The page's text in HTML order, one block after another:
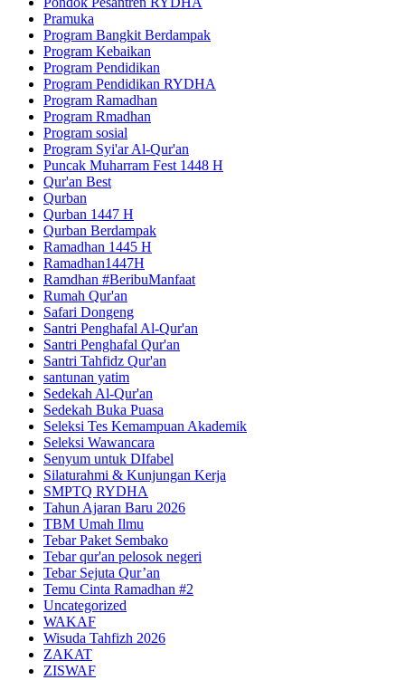
Pramuka
Program Bangkit Berdampak
Program Kebaikan
Program Pendidikan
Program Pendidikan RYDHA
Program Ramadhan
Program Rmadhan
Program sosial
Program Syi'ar Al-Qur'an
Puncak Muharram Fest 1448 H
Qur'an Best
Qurban
Qurban 1447 H
Qurban Berdampak
Ramadhan 1445 H
Ramadhan1447H
Ramdhan #BeribuManfaat
Rumah Qur'an
Safari Dongeng
Santri Penghafal Al-Qur'an
Santri Penghafal Qur'an
Santri Tahfidz Qur'an
santunan yatim
Sedekah Al-Qur'an
Sedekah Buka Puasa
Seleksi Tes Kemampuan Akademik
Seleksi Wawancara
Senyum untuk DIfabel
Silaturahmi & Kunjungan Kerja
SMPTQ RYDHA
Tahun Ajaran Baru 2026
TBM Umah Ilmu
Tebar Paket Sembako
Tebar qur'an pelosok negeri
Tebar Sejuta Qur’an
Temu Cinta Ramadhan #2
Uncategorized
WAKAF
Wisuda Tahfizh 2026
ZAKAT
ZISWAF